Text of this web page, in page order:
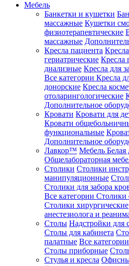
Мебель
Банкетки и кушетки
массажные Кушетки
физиотерапевтические
массажные
Кресла пациента
гериатрические Кресла
диализные Кресла для
Все категории Кресла
донорские Кресла
отоларингологические
Дополнительное
Кровати Кровати для
Кровати
функциональные
Дополнительное
Лавкор™ Мебель Белая
Общелабораторная
Столики Столики
манипуляционные
Столики для забора
Все категории Столики
Столики хирургические
анестезиолога и
Столы Надстройки для
Столы для кабинета
палатные Все категории
Столы приборные
Стулья и кресла